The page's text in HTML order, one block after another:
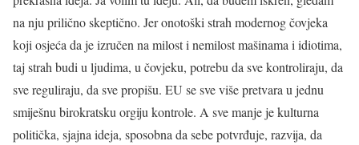
na nju prilično skeptično. Jer onotoški strah modernog čovjeka
koji osjeća da je izručen na milost i nemilost mašinama i idiotima,
taj strah budi u ljudima, u čovjeku, potrebu da sve kontroliraju, da
sve reguliraju, da sve propišu. EU se sve više pretvara u jednu
smiješnu birokratsku orgiju kontrole. A sve manje je kulturna
politička, sjajna ideja, sposobna da sebe potvrđuje, razvija, da